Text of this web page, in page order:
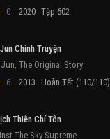
0
2020 Tập 602
Chính Truyện
The Original Story
6
2013 Hoàn Tất (110/110)
Thiên Chí Tôn
The Sky Supreme